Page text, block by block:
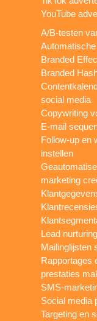
YouTube
A/B-testen
Branded
Branded
social media
Copywriting
E-mail
Follow-up en
instellen
marketing
Lead
Mailinglijsten
Rapportages
prestaties
SMS-
Social media
Targeting en